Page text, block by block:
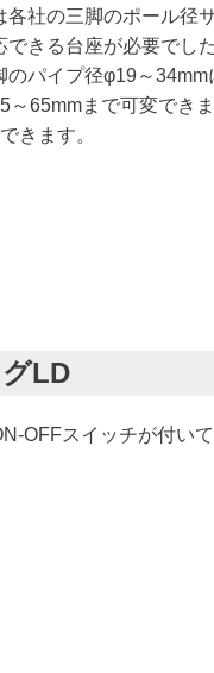
各社の三脚のポール径
できる台座が必要でし
のパイプ径φ19～
～65mmまで可変でき
きます。
LD
OFFスイッチが付い